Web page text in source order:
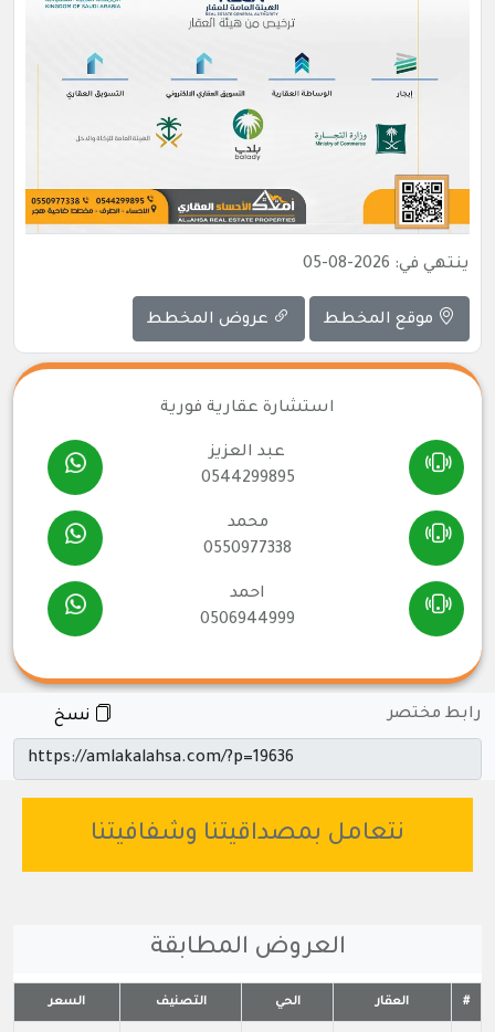
ينتهي في: 2026-08-05
موقع المخطط عروض المخطط
استشارة عقارية فورية
عبد العزيز
0544299895
محمد
0550977338
احمد
0506944999
رابط مختصر
نتعامل بمصداقيتنا وشفافيتنا
العروض المطابقة
# العقار الحي التصنيف السعر